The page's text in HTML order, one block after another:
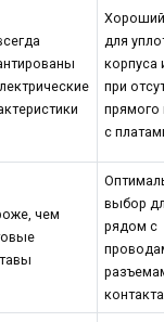
для
корпуса
при
прямого
с
чем
выбор
рядом с